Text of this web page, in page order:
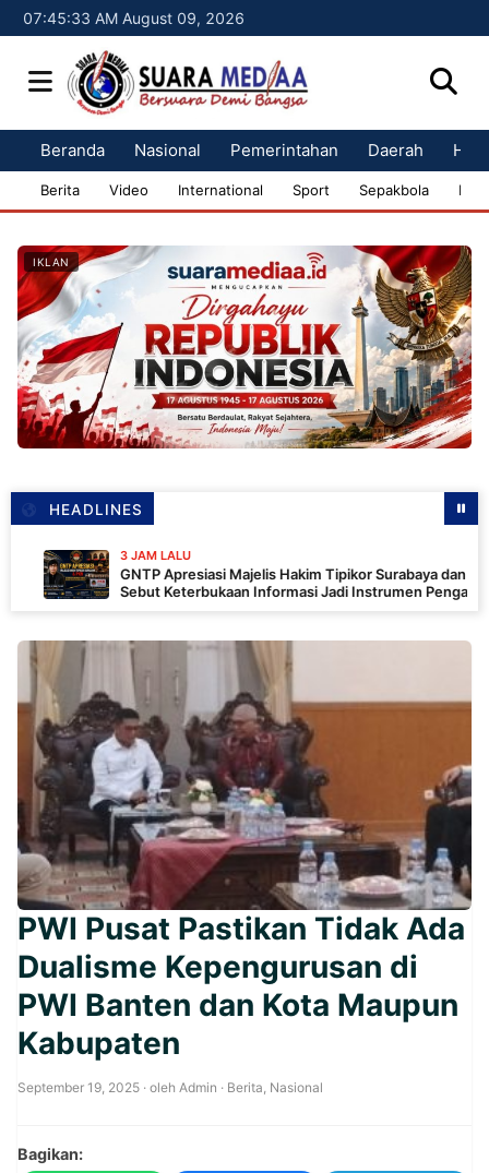
07:45:34 AM August 09, 2026
Beranda Nasional Pemerintahan Daerah
Berita Video International Sport Sepakbola
IKLAN
HEADLINES
3 JAM LALU
GNTP Apresiasi Majelis Hakim Tipikor Surabaya dan PKN,
Sebut Keterbukaan Informasi Jadi Instrumen Pengawasan
PWI Pusat Pastikan Tidak Ada
Dualisme Kepengurusan di
PWI Banten dan Kota Maupun
Kabupaten
September 19, 2025 · oleh Admin · Berita, Nasional
Bagikan: